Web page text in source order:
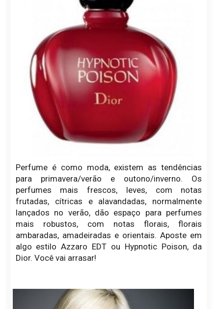
Perfume é como moda, existem as tendências
para primavera/verão e outono/inverno. Os
perfumes mais frescos, leves, com notas
frutadas, cítricas e alavandadas, normalmente
lançados no verão, dão espaço para perfumes
mais robustos, com notas florais, florais
ambaradas, amadeiradas e orientais. Aposte em
algo estilo Azzaro EDT ou Hypnotic Poison, da
Dior. Você vai arrasar!